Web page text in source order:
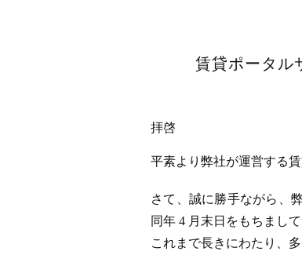
賃貸ポータル
拝啓
平素より弊社が運営する
さて、誠に勝手ながら、
同年 4 月末日をもちまし
これまで長きにわたり、